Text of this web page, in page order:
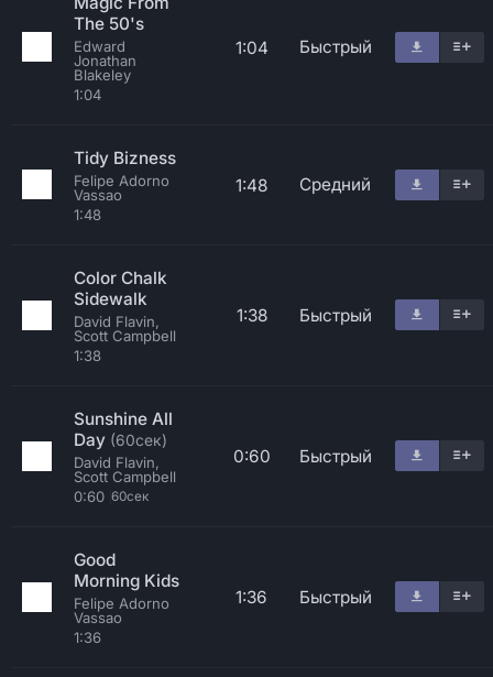
The 50's
Edward
Jonathan
Blakeley
1:04
1:04 Быстрый
Tidy Bizness
Felipe Adorno
Vassao
1:48
1:48 Средний
Color Chalk
Sidewalk
David Flavin,
Scott Campbell
1:38
1:38 Быстрый
Sunshine All
Day (60сек)
David Flavin,
Scott Campbell
0:60 60сек
0:60 Быстрый
Good
Morning Kids
Felipe Adorno
Vassao
1:36
1:36 Быстрый